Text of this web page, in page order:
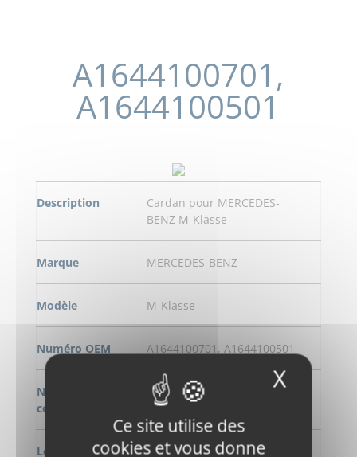
Ce site utilise des
cookies et vous donne
X
A1644100701,
A1644100501
Description
Cardan pour MERCEDES-
BENZ M-Klasse
Marque MERCEDES-BENZ
Modèle M-Klasse
Numéro OEM A1644100701, A1644100501
Numero de
commande
W1640501EDS
Longeur 620 mm